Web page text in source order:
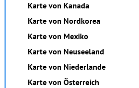
Karte von Kanada
Karte von Nordkorea
Karte von Mexiko
Karte von Neuseeland
Karte von Niederlande
Karte von Österreich